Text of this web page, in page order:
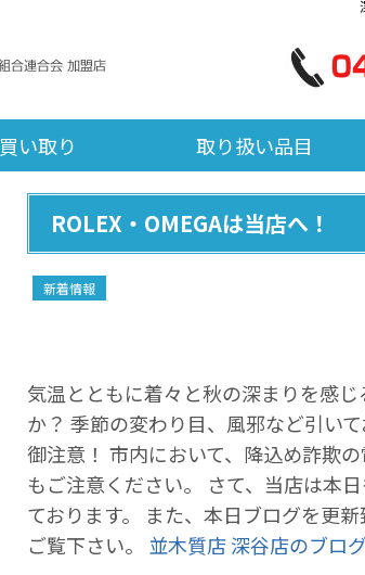
買い取り 取り扱い品目
ROLEX・OMEGAは当店へ！
新着情報
気温とともに着々と秋の深まりを感
か？ 季節の変わり目、風邪など引い
御注意！ 市内において、降込め詐欺
もご注意ください。 さて、当店は本
ております。 また、本日ブログを更
ご覧下さい。 並木質店 深谷店のブログ